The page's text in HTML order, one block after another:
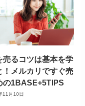
売るコツは基本を学
！メルカリですぐ売
の1BASE+5TIPS
11月10日